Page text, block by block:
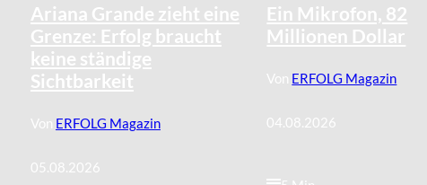
Ariana Grande zieht eine
Grenze: Erfolg braucht
keine ständige
Sichtbarkeit
Von ERFOLG Magazin
05.08.2026
Ein Mikrofon, 82
Millionen Dollar
Von ERFOLG Magazin
04.08.2026